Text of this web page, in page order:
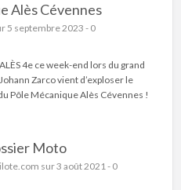
Alès Cévennes
5 septembre 2023 - 0
4e ce week-end lors du grand
Zarco vient d’exploser le
Pôle Mécanique Alès Cévennes !
Moto
sur 3 août 2021 - 0